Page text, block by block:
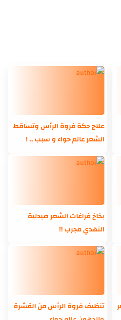
علاج حكة فروة الرأس وتساقط
الشعر عالم حواء و سبب .. !
بخاخ فراغات الشعر صيدلية
النهدي مجرب !!
تنظيف فروة الرأس من القشرة